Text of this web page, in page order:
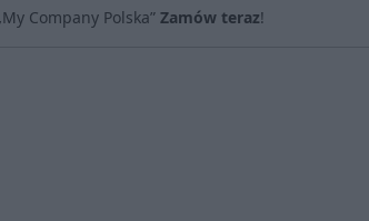
Company Polska” Zamów teraz!